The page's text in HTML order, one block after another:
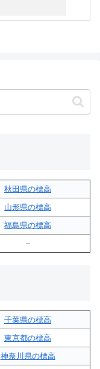
秋田県の標高
山形県の標高
福島県の標高
–
千葉県の標高
東京都の標高
神奈川県の標高